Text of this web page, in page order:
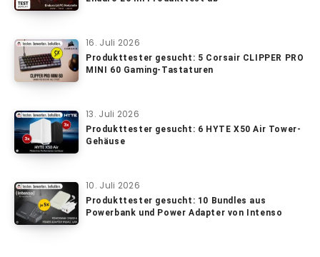
16. Juli 2026
Produkttester gesucht: 5 Corsair CLIPPER PRO
MINI 60 Gaming-Tastaturen
13. Juli 2026
Produkttester gesucht: 6 HYTE X50 Air Tower-
Gehäuse
10. Juli 2026
Produkttester gesucht: 10 Bundles aus
Powerbank und Power Adapter von Intenso